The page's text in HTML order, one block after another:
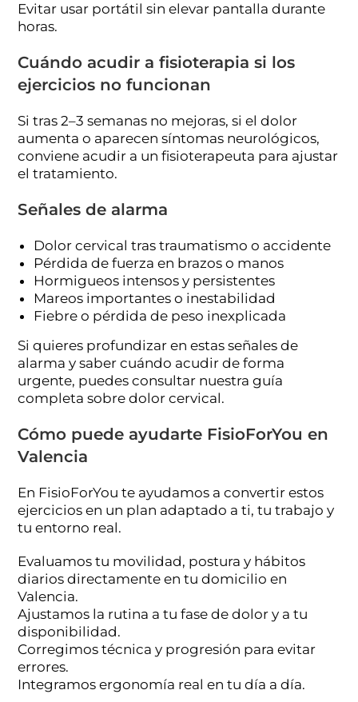
Evitar usar portátil sin elevar pantalla durante
horas.
Cuándo acudir a fisioterapia si los
ejercicios no funcionan
Si tras 2–3 semanas no mejoras, si el dolor
aumenta o aparecen síntomas neurológicos,
conviene acudir a un fisioterapeuta para ajustar
el tratamiento.
Señales de alarma
Dolor cervical tras traumatismo o accidente
Pérdida de fuerza en brazos o manos
Hormigueos intensos y persistentes
Mareos importantes o inestabilidad
Fiebre o pérdida de peso inexplicada
Si quieres profundizar en estas señales de
alarma y saber cuándo acudir de forma
urgente, puedes consultar nuestra guía
completa sobre dolor cervical.
Cómo puede ayudarte FisioForYou en
Valencia
En FisioForYou te ayudamos a convertir estos
ejercicios en un plan adaptado a ti, tu trabajo y
tu entorno real.
Evaluamos tu movilidad, postura y hábitos
diarios directamente en tu domicilio en
Valencia.
Ajustamos la rutina a tu fase de dolor y a tu
disponibilidad.
Corregimos técnica y progresión para evitar
errores.
Integramos ergonomía real en tu día a día.